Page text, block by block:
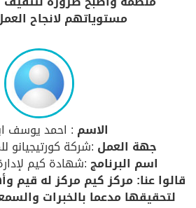
مستوياتهم لانجاح
الاسم : احمد يوسف
جهة العمل :شركة كورتيجيانو
اسم البرنامج:شهادة كيم
قالوا عنا: مركز كيم مركز له
لتحقيقها مدعما بالخبرات